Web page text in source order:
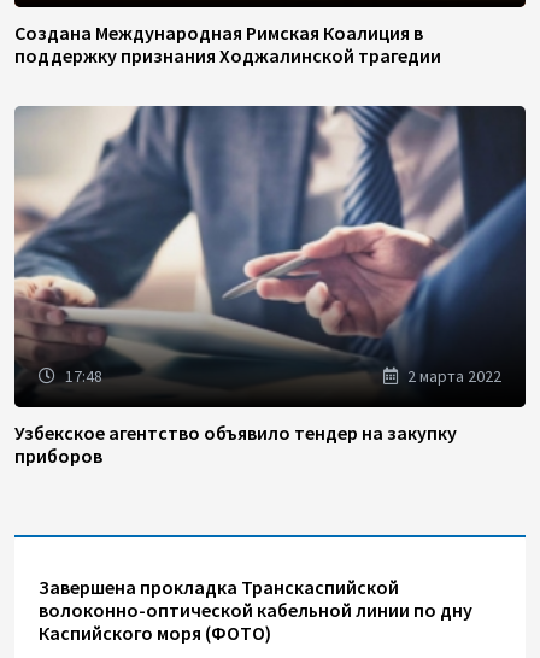
Создана Международная Римская Коалиция в
поддержку признания Ходжалинской трагедии
17:48 2 марта 2022
Узбекское агентство объявило тендер на закупку
приборов
Завершена прокладка Транскаспийской
волоконно-оптической кабельной линии по дну
Каспийского моря (ФОТО)